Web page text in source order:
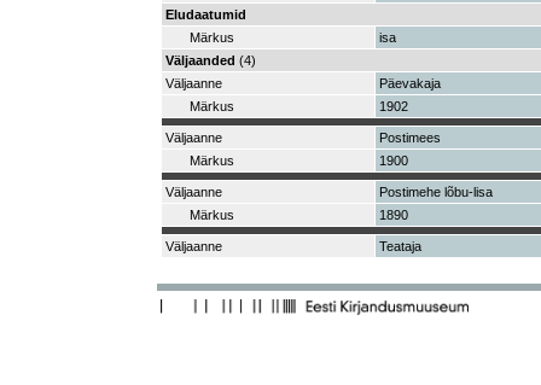
Eludaatumid
Märkus
isa
Väljaanded (4)
Väljaanne
Päevakaja
Märkus
1902
Väljaanne
Postimees
Märkus
1900
Väljaanne
Postimehe lõbu-lisa
Märkus
1890
Väljaanne Teataja